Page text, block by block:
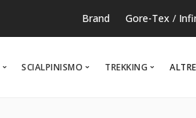
Brand Gore-Tex /
SCIALPINISMO TREKKING